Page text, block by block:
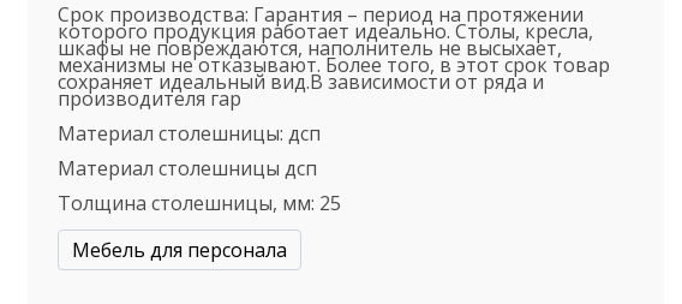
Срок производства: Гарантия – период на протяжении
которого продукция работает идеально. Столы, кресла,
шкафы не повреждаются, наполнитель не высыхает,
механизмы не отказывают. Более того, в этот срок товар
сохраняет идеальный вид.В зависимости от ряда и
производителя гар
Материал столешницы: дсп
Материал столешницы дсп
Толщина столешницы, мм: 25
Мебель для персонала